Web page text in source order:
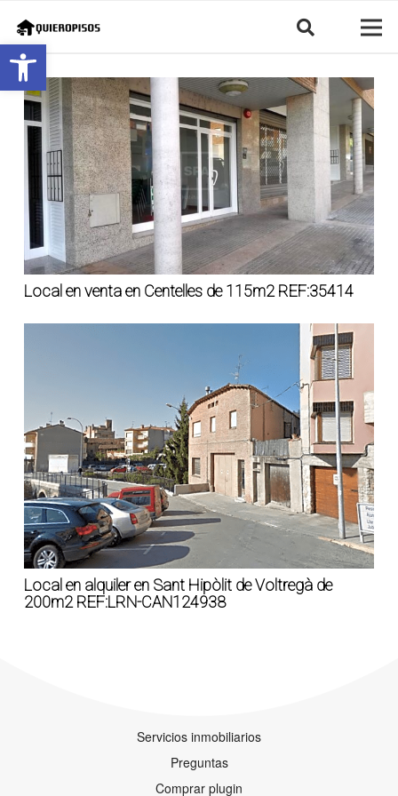
Abrir barra de herramientas
Local en venta en Centelles de 115m2 REF:35414
Local en alquiler en Sant Hipòlit de Voltregà de
200m2 REF:LRN-CAN124938
Servicios inmobiliarios
Preguntas
Comprar plugin